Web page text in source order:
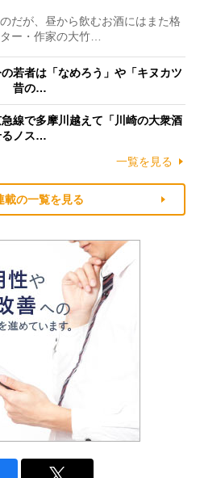
だが、昼から飲むお酒にはまた格
ー・作家の大竹…
若者は「なめろう」や「キヌカツ
昔の…
急線で多摩川越えて「川崎の大衆酒
るノス…
一覧を見る
載の一覧を見る